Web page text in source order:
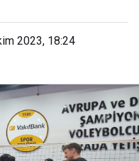
2023, 18:24